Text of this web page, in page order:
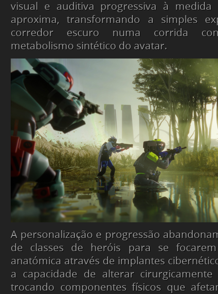
visual e auditiva progressiva à
aproxima, transformando a simples
corredor escuro numa corrida
metabolismo sintético do avatar.
A personalização e progressão
de classes de heróis para se
anatómica através de implantes
a capacidade de alterar
trocando componentes físicos que